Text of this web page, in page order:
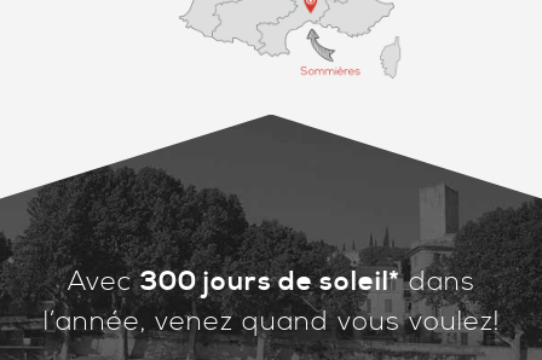
Avec300 jours de soleil*dans
l’année, venez quand vous voulez!